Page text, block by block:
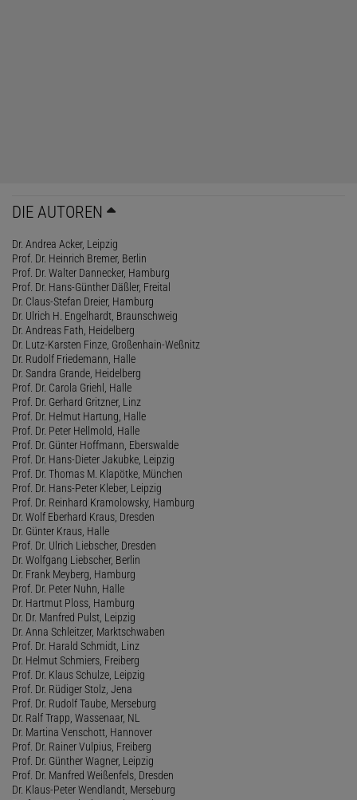
DIE AUTOREN
Dr. Andrea Acker, Leipzig
Prof. Dr. Heinrich Bremer, Berlin
Prof. Dr. Walter Dannecker, Hamburg
Prof. Dr. Hans-Günther Däßler, Freital
Dr. Claus-Stefan Dreier, Hamburg
Dr. Ulrich H. Engelhardt, Braunschweig
Dr. Andreas Fath, Heidelberg
Dr. Lutz-Karsten Finze, Großenhain-Weßnitz
Dr. Rudolf Friedemann, Halle
Dr. Sandra Grande, Heidelberg
Prof. Dr. Carola Griehl, Halle
Prof. Dr. Gerhard Gritzner, Linz
Prof. Dr. Helmut Hartung, Halle
Prof. Dr. Peter Hellmold, Halle
Prof. Dr. Günter Hoffmann, Eberswalde
Prof. Dr. Hans-Dieter Jakubke, Leipzig
Prof. Dr. Thomas M. Klapötke, München
Prof. Dr. Hans-Peter Kleber, Leipzig
Prof. Dr. Reinhard Kramolowsky, Hamburg
Dr. Wolf Eberhard Kraus, Dresden
Dr. Günter Kraus, Halle
Prof. Dr. Ulrich Liebscher, Dresden
Dr. Wolfgang Liebscher, Berlin
Dr. Frank Meyberg, Hamburg
Prof. Dr. Peter Nuhn, Halle
Dr. Hartmut Ploss, Hamburg
Dr. Dr. Manfred Pulst, Leipzig
Dr. Anna Schleitzer, Marktschwaben
Prof. Dr. Harald Schmidt, Linz
Dr. Helmut Schmiers, Freiberg
Prof. Dr. Klaus Schulze, Leipzig
Prof. Dr. Rüdiger Stolz, Jena
Prof. Dr. Rudolf Taube, Merseburg
Dr. Ralf Trapp, Wassenaar, NL
Dr. Martina Venschott, Hannover
Prof. Dr. Rainer Vulpius, Freiberg
Prof. Dr. Günther Wagner, Leipzig
Prof. Dr. Manfred Weißenfels, Dresden
Dr. Klaus-Peter Wendlandt, Merseburg